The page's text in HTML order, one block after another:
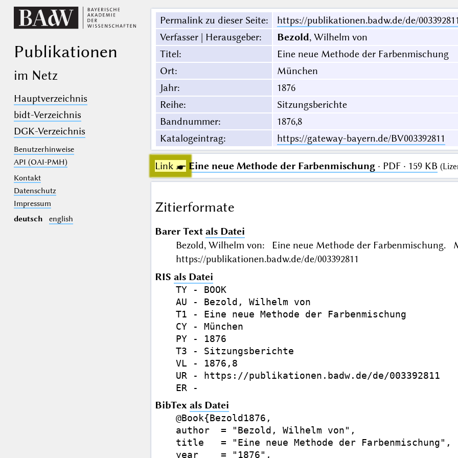
Publikationen
im Netz
Hauptverzeichnis
bidt-Verzeichnis
DGK-Verzeichnis
Benutzerhinweise
API (OAI-PMH)
Kontakt
Datenschutz
Impressum
deutsch
english
Permalink zu dieser Seite:
https://publikationen.badw.de/de/003392811
Verfasser | Herausgeber: Bezold, Wilhelm von
Titel:
Eine neue Methode der Farbenmischung
Ort:
München
Jahr:
1876
Reihe:
Sitzungsberichte
Bandnummer:
1876,8
Katalogeintrag: https://gateway-bayern.de/BV003392811
Link ☛ Eine neue Methode der Farbenmischung· PDF · 159 KB (
Zitierformate
Barer Text als Datei
Bezold, Wilhelm von: Eine neue Methode der Farbenmischung.
https://publikationen.badw.de/de/003392811
RIS als Datei
TY - BOOK
AU - Bezold, Wilhelm von
T1 - Eine neue Methode der Farbenmischung
CY - München
PY - 1876
T3 - Sitzungsberichte
VL - 1876,8
UR - https://publikationen.badw.de/de/003392811
BibTex als Datei
@Book{Bezold1876,
author  = "Bezold, Wilhelm von",
title   = "Eine neue Methode der Farbenmischung",
year    = "1876",